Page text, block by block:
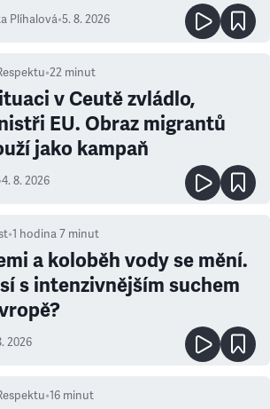
Plíhalová•5. 8. 2026
•22 minut
v Ceutě zvládlo,
EU. Obraz migrantů
jako kampaň
4. 8. 2026
•1 hodina 7 minut
a koloběh vody se mění.
s intenzivnějším suchem
2026
•16 minut